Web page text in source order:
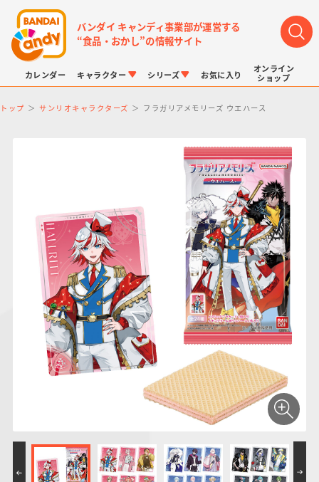
バンダイ キャンディ事業部が運営する
“食品・おかし”の情報サイト
カレンダー キャラクター
仮面ライダーシリー
ズ
PROJECT R.E.D.・
スーパー戦隊シリー
ガンダムシリーズ
ポケットモンスター
ドラゴンボール
アンパンマン
サンリオキャラクタ
ーズ
たまご
シリーズ
キャラパキ
つりグミ
にふぉるめーしょん
＆スクエアシール
SMPシリーズ
ポケモンキッズ
ポケモンスケールワ
ールド
キャラデコ
お気に入り
オンライン
ショップ
トップ サンリオキャラクターズ フラガリアメモリーズ ウエハース